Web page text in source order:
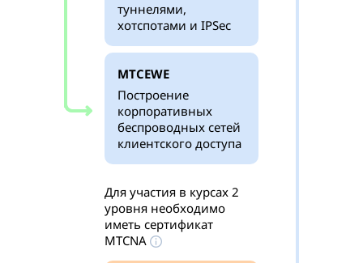
туннелями,
хотспотами и IPSec
MTCEWE
Построение
корпоративных
беспроводных сетей
клиентского доступа
Для участия в курсах 2
уровня необходимо
иметь сертификат
MTCNA